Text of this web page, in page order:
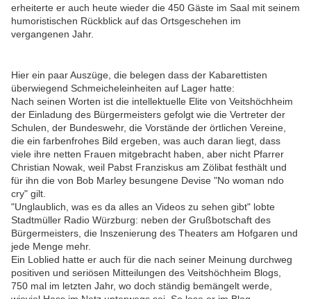
erheiterte er auch heute wieder die 450 Gäste im Saal mit seinem
humoristischen Rückblick auf das Ortsgeschehen im
vergangenen Jahr.
Hier ein paar Auszüge, die belegen dass der Kabarettisten
überwiegend Schmeicheleinheiten auf Lager hatte:
Nach seinen Worten ist die intellektuelle Elite von Veitshöchheim
der Einladung des Bürgermeisters gefolgt wie die Vertreter der
Schulen, der Bundeswehr, die Vorstände der örtlichen Vereine,
die ein farbenfrohes Bild ergeben, was auch daran liegt, dass
viele ihre netten Frauen mitgebracht haben, aber nicht Pfarrer
Christian Nowak, weil Pabst Franziskus am Zölibat festhält und
für ihn die von Bob Marley besungene Devise "No woman ndo
cry" gilt.
"Unglaublich, was es da alles an Videos zu sehen gibt" lobte
Stadtmüller Radio Würzburg: neben der Grußbotschaft des
Bürgermeisters, die Inszenierung des Theaters am Hofgaren und
jede Menge mehr.
Ein Loblied hatte er auch für die nach seiner Meinung durchweg
positiven und seriösen Mitteilungen des Veitshöchheim Blogs,
750 mal im letzten Jahr, wo doch ständig bemängelt werde,